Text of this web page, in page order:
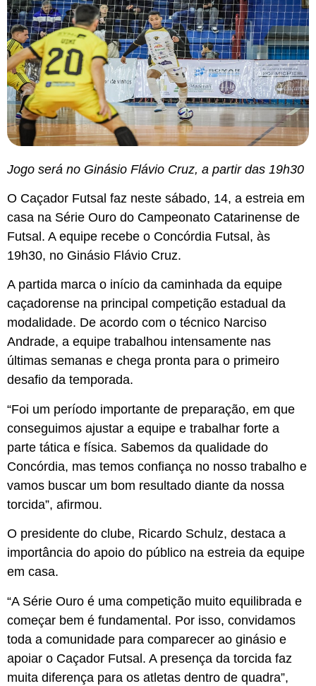
Jogo será no Ginásio Flávio Cruz, a partir das 19h30
O Caçador Futsal faz neste sábado, 14, a estreia em
casa na Série Ouro do Campeonato Catarinense de
Futsal. A equipe recebe o Concórdia Futsal, às
19h30, no Ginásio Flávio Cruz.
A partida marca o início da caminhada da equipe
caçadorense na principal competição estadual da
modalidade. De acordo com o técnico Narciso
Andrade, a equipe trabalhou intensamente nas
últimas semanas e chega pronta para o primeiro
desafio da temporada.
“Foi um período importante de preparação, em que
conseguimos ajustar a equipe e trabalhar forte a
parte tática e física. Sabemos da qualidade do
Concórdia, mas temos confiança no nosso trabalho e
vamos buscar um bom resultado diante da nossa
torcida”, afirmou.
O presidente do clube, Ricardo Schulz, destaca a
importância do apoio do público na estreia da equipe
em casa.
“A Série Ouro é uma competição muito equilibrada e
começar bem é fundamental. Por isso, convidamos
toda a comunidade para comparecer ao ginásio e
apoiar o Caçador Futsal. A presença da torcida faz
muita diferença para os atletas dentro de quadra”,